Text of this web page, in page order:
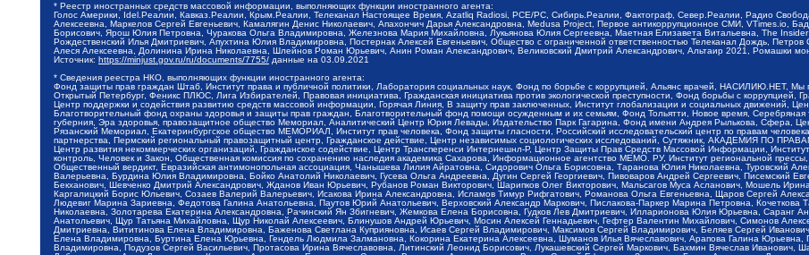
* Реестр иностранных средств массовой информации, выполняющих функции иностранного агента:
Голос Америки, Idel.Реалии, Кавказ.Реалии, Крым.Реалии, Телеканал Настоящее Время, Azatliq Radiosi, PCE/PC, Сибирь.Реалии, Фактограф, Север.Реалии, Радио
Алексеевна, Маркелов Сергей Евгеньевич, Камалягин Денис Николаевич, Апахончич Дарья Александровна, Medusa Project, Первое антикоррупционное СМИ, VTimes.io,
Борисович, Ярош Юлия Петровна, Чуракова Ольга Владимировна, Железнова Мария Михайловна, Лукьянова Юлия Сергеевна, Маетная Елизавета Витальевна, The
Рождественский Илья Дмитриевич, Апухтина Юлия Владимировна, Постернак Алексей Евгеньевич, Общество с ограниченной ответственностью Телеканал Дождь,
Алеся Алексеевна, Долинина Ирина Николаевна, Шлейнов Роман Юрьевич, Анин Роман Александрович, Великовский Дмитрий Александрович, Альтаир 2021, Ромашки
Источник: https://minjust.gov.ru/ru/documents/7755/ данные на 03.09.2021
* Сведения реестра НКО, выполняющих функции иностранного агента:
Фонд защиты прав граждан Штаб, Институт права и публичной политики, Лаборатория социальных наук, Фонд по борьбе с коррупцией, Альянс врачей, НАСИЛИЮ.НЕТ,
Открытый Петербург, Феникс ПЛЮС, Лига Избирателей, Правовая инициатива, Гражданская инициатива против экологической преступности, Фонд борьбы с коррупцией,
Центр поддержки и содействия развитию средств массовой информации, Горячая Линия, В защиту прав заключенных, Институт глобализации и социальных движений,
Благотворительный фонд охраны здоровья и защиты прав граждан, Благотворительный фонд помощи осужденным и их семьям, Фонд Тольятти, Новое время, Серебряная
губерния, Эра здоровья, правозащитное общество Мемориал, Аналитический Центр Юрия Левады, Издательство Парк Гагарина, Фонд имени Андрея Рылькова, Сфера,
Рязанский Мемориал, Екатеринбургское общество МЕМОРИАЛ, Институт прав человека, Фонд защиты гласности, Российский исследовательский центр по правам
партнерства, Пермский региональный правозащитный центр, Гражданское действие, Центр независимых социологических исследований, Сутяжник, АКАДЕМИЯ ПО
Центр развития некоммерческих организаций, Гражданское содействие, Центр Трансперенси Интернешнл-Р, Центр Защиты Прав Средств Массовой Информации,
контроль, Человек и Закон, Общественная комиссия по сохранению наследия академика Сахарова, Информационное агентство МЕМО. РУ, Институт региональной
Общественный вердикт, Евразийская антимонопольная ассоциация, Чанышева Лилия Айратовна, Сидорович Ольга Борисовна, Таранова Юлия Николаевна, Туровский
Валерьевна, Бурдина Юлия Владимировна, Бойко Анатолий Николаевич, Гусева Ольга Андреевна, Дугин Сергей Георгиевич, Пивоваров Андрей Сергеевич, Писемский
Бекханович, Шевченко Дмитрий Александрович, Жданов Иван Юрьевич, Рубанов Роман Викторович, Шарипков Олег Викторович, Мальсагов Муса Асланович, Мошель
Каргалицкий Борис Юльевич, Созаев Валерий Валерьевич, Исакова Ирина Александровна, Исламов Тимур Рифгатович, Романова Ольга Евгеньевна, Щаров Сергей
Людевиг Марина Зариевна, Федотова Галина Анатольевна, Паутов Юрий Анатольевич, Верховский Александр Маркович, Пислакова-Паркер Марина Петровна, Кочеткова
Николаевна, Золотарева Екатерина Александровна, Рачинский Ян Збигневич, Жемкова Елена Борисовна, Гудков Лев Дмитриевич, Илларионова Юлия Юрьевна, Саранг
Анатольевич, Щур Татьяна Михайловна, Щур Николай Алексеевич, Блинушов Андрей Юрьевич, Мосин Алексей Геннадьевич, Гефтер Валентин Михайлович, Симонов
Дмитриевна, Вититинова Елена Владимировна, Баженова Светлана Куприяновна, Исаев Сергей Владимирович, Максимов Сергей Владимирович, Беляев Сергей
Елена Владимировна, Буртина Елена Юрьевна, Гендель Людмила Залмановна, Кокорина Екатерина Алексеевна, Шуманов Илья Вячеславович, Арапова Галина
Владимировна, Подузов Сергей Васильевич, Протасова Ирина Вячеславовна, Литинский Леонид Борисович, Лукашевский Сергей Маркович, Бахмин Вячеслав